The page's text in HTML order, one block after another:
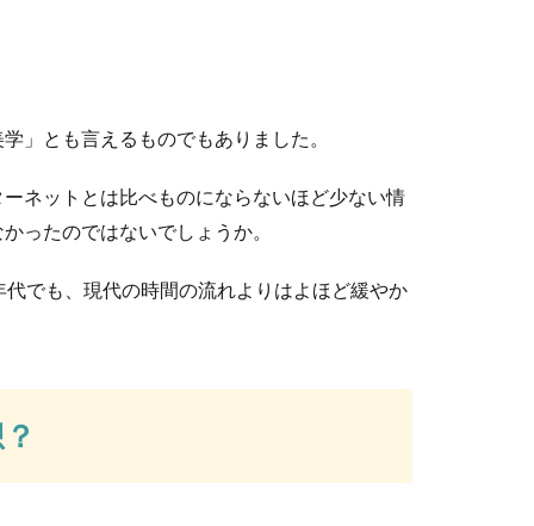
」とも言えるものでもありました。
ネットとは比べものにならないほど少ない情
ったのではないでしょうか。
でも、現代の時間の流れよりはよほど緩やか